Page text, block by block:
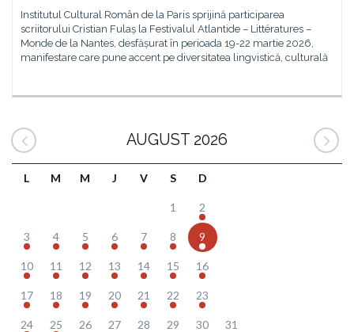
Institutul Cultural Român de la Paris sprijină participarea
scriitorului Cristian Fulaș la Festivalul Atlantide – Littératures –
Monde de la Nantes, desfășurat în perioada 19-22 martie 2026,
manifestare care pune accent pe diversitatea lingvistică, culturală
AUGUST 2026
L M M J V S D
1 2
3 4 5 6 7 8 9
10 11 12 13 14 15 16
17 18 19 20 21 22 23
24 25 26 27 28 29 30 31